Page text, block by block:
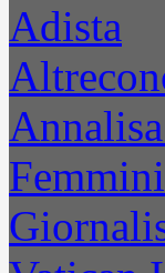
Adista